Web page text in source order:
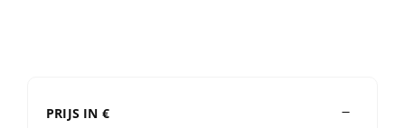
PRIJS IN €